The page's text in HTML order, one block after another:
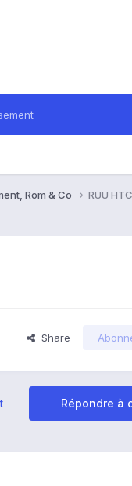
Rom & Co RUU
Share
Répondre à